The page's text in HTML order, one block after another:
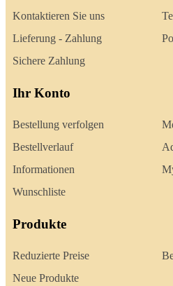
Kontaktieren Sie uns
Lieferung - Zahlung
Sichere Zahlung
Ihr Konto
Bestellung verfolgen
Bestellverlauf
Informationen
Wunschliste
Produkte
Reduzierte Preise
Neue Produkte